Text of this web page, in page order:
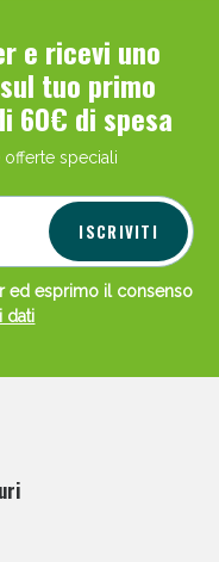
e ricevi uno
tuo primo
60€ di spesa
offerte speciali
ISCRIVITI
ed esprimo il consenso
dati